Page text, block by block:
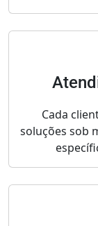
Cada
soluções sob